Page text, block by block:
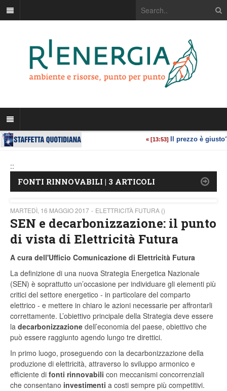
::
FONTI RINNOVABILI | 3 ARTICOLI
MARTEDÌ, 16 MAGGIO 2017 ELETTRICITÀ FUTURA ()
SEN e decarbonizzazione: il punto
di vista di Elettricità Futura
A cura dell'Ufficio Comunicazione di Elettricità Futura
La definizione di una nuova Strategia Energetica Nazionale
(SEN) è soprattutto un’occasione per individuare gli elementi più
critici del settore energetico - in particolare del comparto
elettrico - e mettere in chiaro le azioni necessarie per affrontarli
correttamente. L’obiettivo principale della Strategia deve essere
la decarbonizzazione dell’economia del paese, obiettivo che
può essere raggiunto agendo lungo tre direttici.
In primo luogo, proseguendo con la decarbonizzazione della
produzione di elettricità, attraverso lo sviluppo armonico e
efficiente di fonti rinnovabili con meccanismi concorrenziali
che consentano investimenti a costi sempre più competitivi.